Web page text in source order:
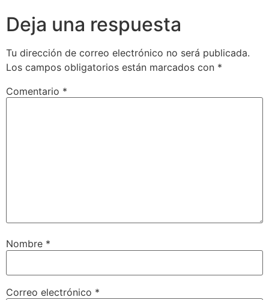
Deja una respuesta
Tu dirección de correo electrónico no será publicada.
Los campos obligatorios están marcados con *
Comentario *
Nombre *
Correo electrónico *